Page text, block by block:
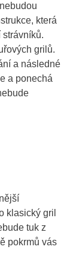
která
strávníků.
grilů.
a následné
a ponechá
klasický gril
tuk z
pokrmů vás